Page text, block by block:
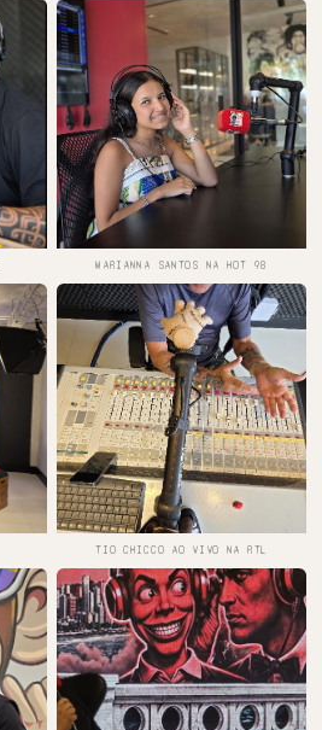
MARIANNA SANTOS NA HOT 98
TIO CHICCO AO VIVO NA RTL